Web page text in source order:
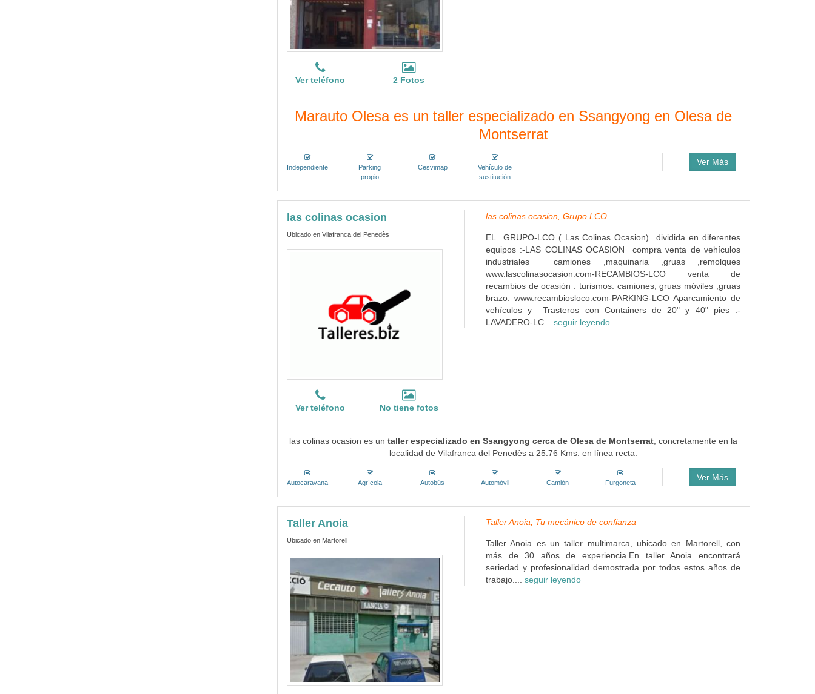
Ver teléfono 2 Fotos
Marauto Olesa es un taller especializado en Ssangyong en Olesa de
Montserrat
Independiente
Parking
propio
Cesvimap
Vehículo de
sustitución
Ver Más
las colinas ocasion
Ubicado en Vilafranca del Penedès
Ver teléfono No tiene fotos
las colinas ocasion, Grupo LCO
EL GRUPO-LCO ( Las Colinas Ocasion) dividida en diferentes
equipos :-LAS COLINAS OCASION compra venta de vehículos
industriales camiones ,maquinaria ,gruas ,remolques
www.lascolinasocasion.com-RECAMBIOS-LCO venta de
recambios de ocasión : turismos. camiones, gruas móviles ,gruas
brazo. www.recambiosloco.com-PARKING-LCO Aparcamiento de
vehículos y Trasteros con Containers de 20" y 40" pies .-
LAVADERO-LC... seguir leyendo
las colinas ocasion es untaller especializado en Ssangyong cerca de Olesa de Montserrat , concretamente en la
localidad de Vilafranca del Penedès a 25.76 Kms. en línea recta.
Autocaravana Agrícola Autobús Automóvil Camión Furgoneta
Ver Más
Taller Anoia
Ubicado en Martorell
Taller Anoia, Tu mecánico de confianza
Taller Anoia es un taller multimarca, ubicado en Martorell, con
más de 30 años de experiencia.En taller Anoia encontrará
seriedad y profesionalidad demostrada por todos estos años de
trabajo.... seguir leyendo